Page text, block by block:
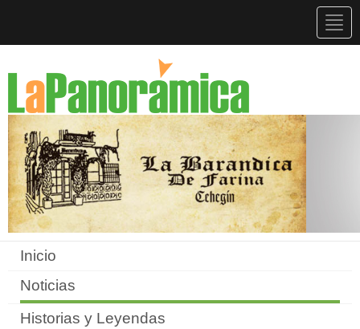
Inicio
Noticias
Historias y Leyendas